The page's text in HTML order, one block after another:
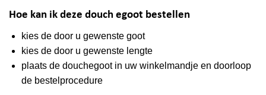
Hoe kan ik deze douch egoot bestellen
kies de door u gewenste goot
kies de door u gewenste lengte
plaats de douchegoot in uw winkelmandje en doorloop
de bestelprocedure